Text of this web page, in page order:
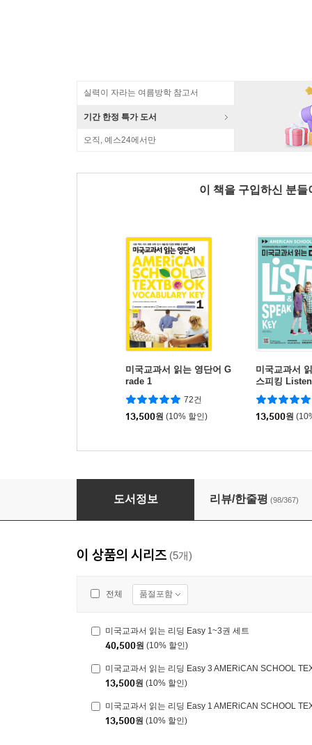
실력이 자라는 여름방학 참고서
기간 한정 특가 도서
오직, 예스24에서만
이 책을 구입하신 분
미국교과서 읽는 영단어 G
rade 1
72건
13,500원 (10% 할인)
미국교과서
스피킹
king Key K 1
13,500원
미국교과서 읽는 리딩 Easy 1 AMERiCAN
도서정보 리뷰/한줄평 (98/367)
이 상품의 시리즈 (5개)
전체 품절포함
미국교과서 읽는 리딩 Easy 1~3권 세트
40,500원 (10% 할인)
미국교과서 읽는 리딩 Easy 3 AMERiCAN SCHOOL
13,500원 (10% 할인)
미국교과서 읽는 리딩 Easy 1 AMERiCAN SCHOOL
13,500원 (10% 할인)